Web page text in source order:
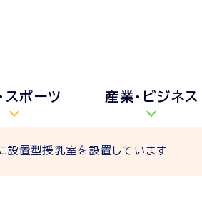
スポーツ 産業・ビジネス
置型授乳室を設置しています